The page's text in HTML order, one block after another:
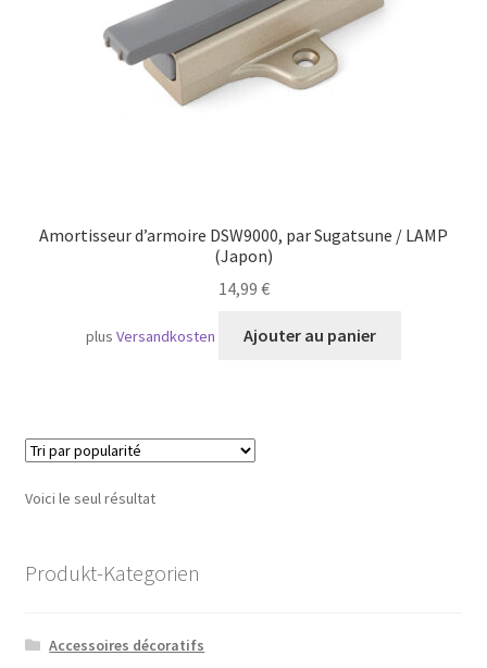
Amortisseur d’armoire DSW9000, par Sugatsune / LAMP
(Japon)
14,99 €
plusVersandkosten Ajouter au panier
Voici le seul résultat
Produkt-Kategorien
Accessoires décoratifs